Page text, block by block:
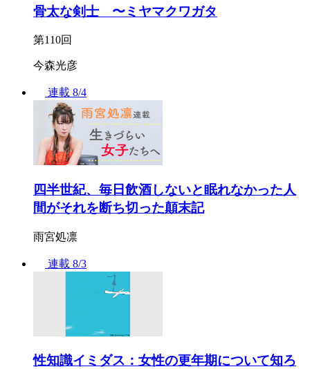
骨太な剣士 〜ミヤマクワガタ
第110回
今森光彦
連載 8/4
四半世紀、毎日飲酒しないと眠れなかった人
間がそれを断ち切った顛末記
雨宮処凛
連載 8/3
性知識イミダス：女性の更年期について知ろ